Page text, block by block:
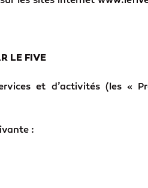
LE FIVE
et d’activités (les «
: